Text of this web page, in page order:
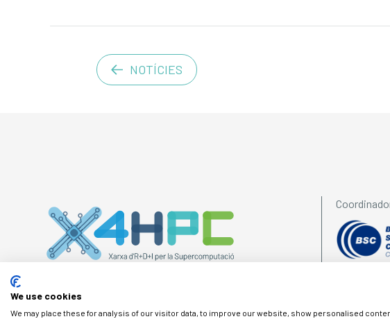
NOTÍCIES
We use cookies
We may place these for analysis of our visitor data, to improve our website, show personalised